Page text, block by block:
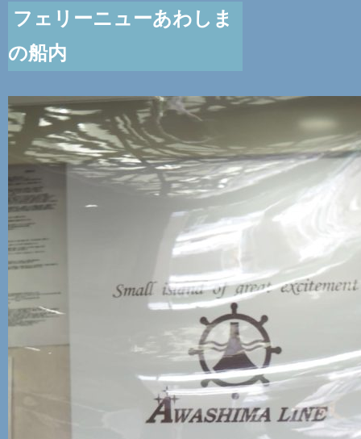
フェリーニューあわしま
の船内